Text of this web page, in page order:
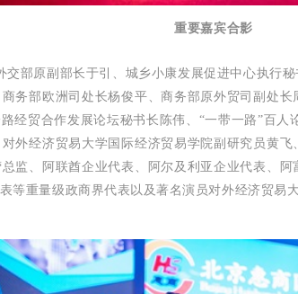
重要嘉宾合影
交部原副部长于引、城乡小康发展促进中心执行
务部欧洲司处长杨俊平、商务部原外贸司副处
经贸合作发展论坛秘书长陈伟、“一带一路”百
外经济贸易大学国际经济贸易学院副研究员黄
监、阿联酋企业代表、阿尔及利亚企业代表、
等重量级政商界代表以及著名演员对外经济贸易